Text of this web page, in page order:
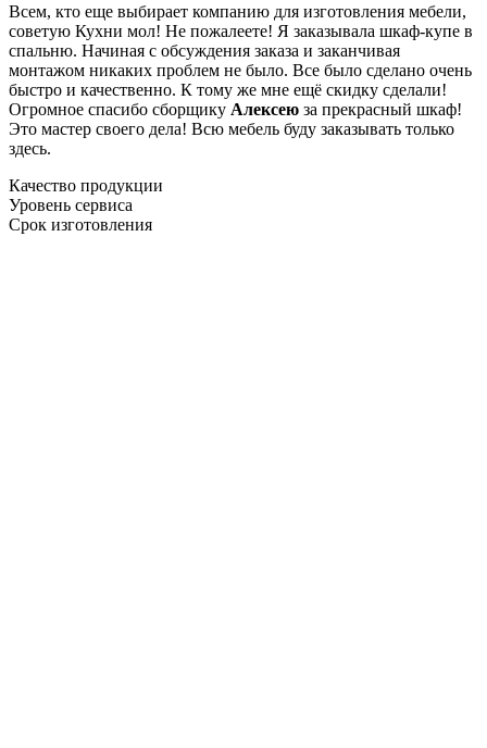
Всем, кто еще выбирает компанию для изготовления мебели,
советую Кухни мол! Не пожалеете! Я заказывала шкаф-купе в
спальню. Начиная с обсуждения заказа и заканчивая
монтажом никаких проблем не было. Все было сделано очень
быстро и качественно. К тому же мне ещё скидку сделали!
Огромное спасибо сборщику Алексею за прекрасный шкаф!
Это мастер своего дела! Всю мебель буду заказывать только
здесь.
Качество продукции
Уровень сервиса
Срок изготовления